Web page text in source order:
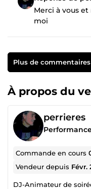
Merci à vous
moi
Plus de commentaires
À propos du
perrieres
Commande en cours
Vendeur depuis Févr.
DJ-Animateur de